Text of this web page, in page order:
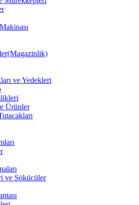
ve Yedekleri
Ürünler
ve Sökücüler